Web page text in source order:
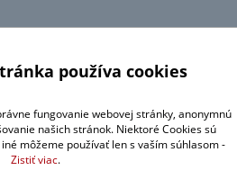
používa cookies
fungovanie webovej stránky, anonymnú
našich stránok. Niektoré Cookies sú
môžeme používať len s vaším súhlasom -
Zistiť viac.